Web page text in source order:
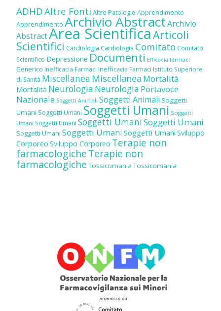
ADHDAltre Fonti Altre Patologie Apprendimento
Apprendimento Archivio AbstractArchivio
AbstractArea ScientificaArticoli
Scientifici Cardiologia Cardiologia Comitato Comitato
Scientifico Depressione Documenti Efficacia farmaci
Generico Inefficacia Farmaci Inefficacia Farmaci Istituto Superiore
di Sanità Miscellanea Miscellanea Mortalità
Mortalità Neurologia Neurologia Portavoce
Nazionale Soggetti Animali Soggetti Animali Soggetti
Umani Soggetti Umani Soggetti Umani Soggetti
Umani Soggetti Umani Soggetti UmaniSoggetti Umani
Soggetti Umani Soggetti Umani Soggetti Umani Sviluppo
Corporeo Sviluppo Corporeo Terapie non
farmacologicheTerapie non
farmacologiche Tossicomania Tossicomania